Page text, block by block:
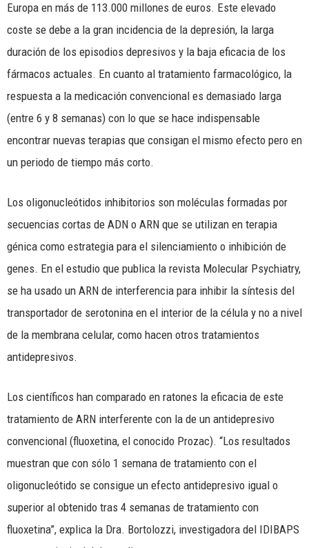
Europa en más de 113.000 millones de euros. Este elevado
coste se debe a la gran incidencia de la depresión, la larga
duración de los episodios depresivos y la baja eficacia de los
fármacos actuales. En cuanto al tratamiento farmacológico, la
respuesta a la medicación convencional es demasiado larga
(entre 6 y 8 semanas) con lo que se hace indispensable
encontrar nuevas terapias que consigan el mismo efecto pero en
un periodo de tiempo más corto.
Los oligonucleótidos inhibitorios son moléculas formadas por
secuencias cortas de ADN o ARN que se utilizan en terapia
génica como estrategia para el silenciamiento o inhibición de
genes. En el estudio que publica la revista Molecular Psychiatry,
se ha usado un ARN de interferencia para inhibir la síntesis del
transportador de serotonina en el interior de la célula y no a nivel
de la membrana celular, como hacen otros tratamientos
antidepresivos.
Los científicos han comparado en ratones la eficacia de este
tratamiento de ARN interferente con la de un antidepresivo
convencional (fluoxetina, el conocido Prozac). “Los resultados
muestran que con sólo 1 semana de tratamiento con el
oligonucleótido se consigue un efecto antidepresivo igual o
superior al obtenido tras 4 semanas de tratamiento con
fluoxetina”, explica la Dra. Bortolozzi, investigadora del IDIBAPS